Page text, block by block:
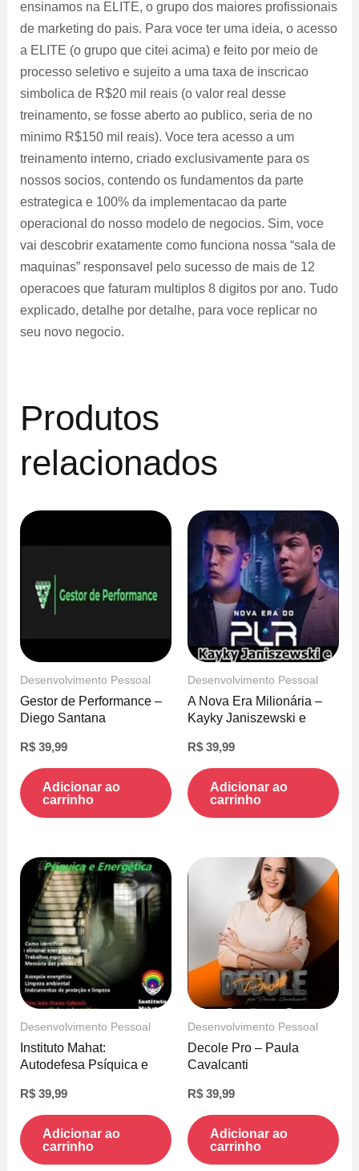
ensinamos na ELITE, o grupo dos maiores profissionais
de marketing do pais. Para voce ter uma ideia, o acesso
a ELITE (o grupo que citei acima) e feito por meio de
processo seletivo e sujeito a uma taxa de inscricao
simbolica de R$20 mil reais (o valor real desse
treinamento, se fosse aberto ao publico, seria de no
minimo R$150 mil reais). Voce tera acesso a um
treinamento interno, criado exclusivamente para os
nossos socios, contendo os fundamentos da parte
estrategica e 100% da implementacao da parte
operacional do nosso modelo de negocios. Sim, voce
vai descobrir exatamente como funciona nossa “sala de
maquinas” responsavel pelo sucesso de mais de 12
operacoes que faturam multiplos 8 digitos por ano. Tudo
explicado, detalhe por detalhe, para voce replicar no
seu novo negocio.
Produtos
relacionados
Desenvolvimento Pessoal
Gestor de Performance –
Diego Santana
R$ 39,99
Adicionar ao
carrinho
Desenvolvimento Pessoal
A Nova Era Milionária –
Kayky Janiszewski e
R$ 39,99
Adicionar ao
carrinho
Desenvolvimento Pessoal
Instituto Mahat:
Autodefesa Psíquica e
Cafarelli
R$ 39,99
Adicionar ao
carrinho
Desenvolvimento Pessoal
Decole Pro – Paula
Cavalcanti
R$ 39,99
Adicionar ao
carrinho